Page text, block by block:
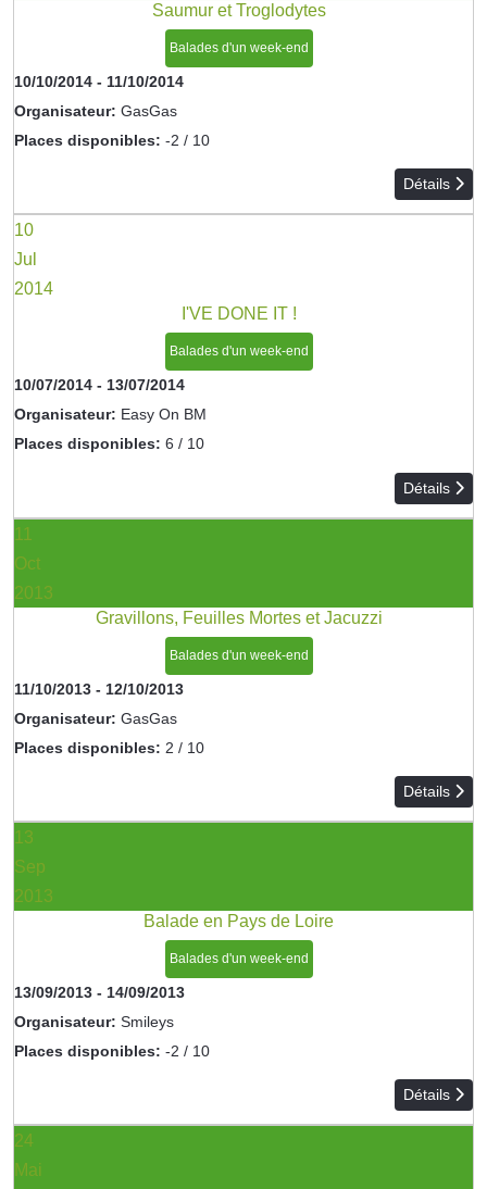
Saumur et Troglodytes
Balades d'un week-end
10/10/2014 - 11/10/2014
Organisateur: GasGas
Places disponibles: -2 / 10
Détails
10
Jul
2014
I'VE DONE IT !
Balades d'un week-end
10/07/2014 - 13/07/2014
Organisateur: Easy On BM
Places disponibles: 6 / 10
Détails
11
Oct
2013
Gravillons, Feuilles Mortes et Jacuzzi
Balades d'un week-end
11/10/2013 - 12/10/2013
Organisateur: GasGas
Places disponibles: 2 / 10
Détails
13
Sep
2013
Balade en Pays de Loire
Balades d'un week-end
13/09/2013 - 14/09/2013
Organisateur: Smileys
Places disponibles: -2 / 10
Détails
24
Mai